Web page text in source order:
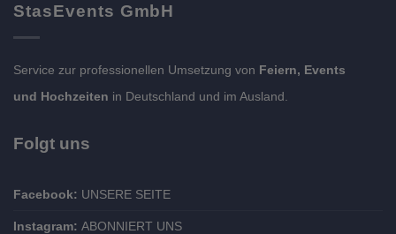
StasEvents GmbH
Service zur professionellen Umsetzung von Feiern, Events
und Hochzeiten in Deutschland und im Ausland.
Folgt uns
Facebook: UNSERE SEITE
Instagram: ABONNIERT UNS